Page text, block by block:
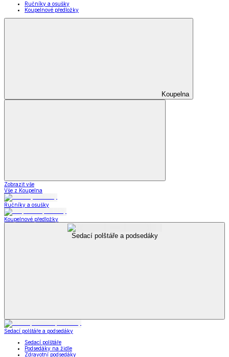
Ručníky a osušky
Koupelnové předložky
Koupelna
Zobrazit vše
Vše z Koupelna
Ručníky a osušky
Koupelnové předložky
Sedací polštáře a podsedáky
Sedací polštáře a podsedáky
Sedací polštáře
Podsedáky na židle
Zdravotní podsedáky